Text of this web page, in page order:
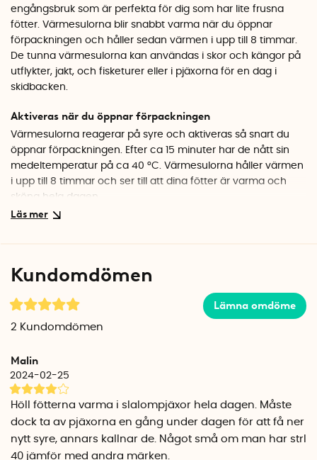
engångsbruk som är perfekta för dig som har lite frusna
fötter. Värmesulorna blir snabbt varma när du öppnar
förpackningen och håller sedan värmen i upp till 8 timmar.
De tunna värmesulorna kan användas i skor och kängor på
utflykter, jakt, och fisketurer eller i pjäxorna för en dag i
skidbacken.
Aktiveras när du öppnar förpackningen
Värmesulorna reagerar på syre och aktiveras så snart du
öppnar förpackningen. Efter ca 15 minuter har de nått sin
medeltemperatur på ca 40 °C. Värmesulorna håller värmen
i upp till 8 timmar och ser till att dina fötter är varma och
sköna hela dagen.
klistras fast på strumpan vilket motverkar att den korvar sig i
skon eller pjäxan. Värmesulan ska inte sättas direkt mot
huden.
Värmesulorna levereras i ett par (för höger & vänster fot)
och finns i två storlekar.
Small/Medium
Medium/Large : motsvarar skostorlek ca41-44.
Naturligt innehåll
Kundomdömen
Lämna omdöme
2 Kundomdömen
Malin
2024-02-25
Höll fötterna varma i slalompjäxor hela dagen. Måste
dock ta av pjäxorna en gång under dagen för att få ner
nytt syre, annars kallnar de. Något små om man har strl
40 jämför med andra märken.